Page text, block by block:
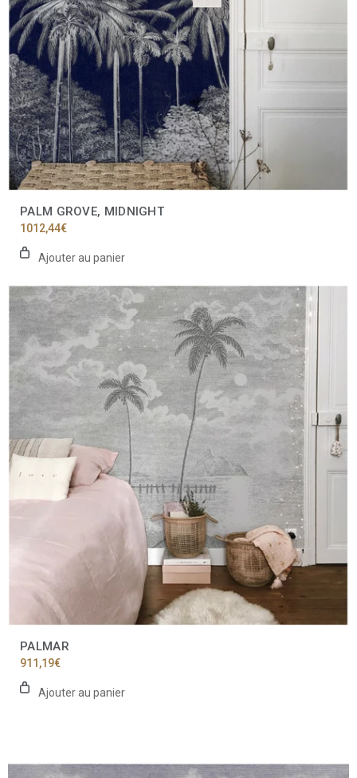
PALM GROVE, MIDNIGHT
1012,44€
Ajouter au panier
PALMAR
911,19€
Ajouter au panier